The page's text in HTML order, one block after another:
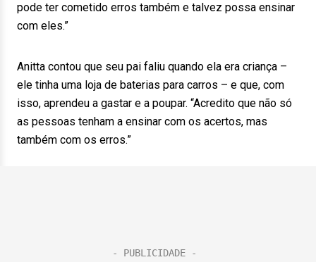
pode ter cometido erros também e talvez possa ensinar
com eles.”
Anitta contou que seu pai faliu quando ela era criança –
ele tinha uma loja de baterias para carros – e que, com
isso, aprendeu a gastar e a poupar. “Acredito que não só
as pessoas tenham a ensinar com os acertos, mas
também com os erros.”